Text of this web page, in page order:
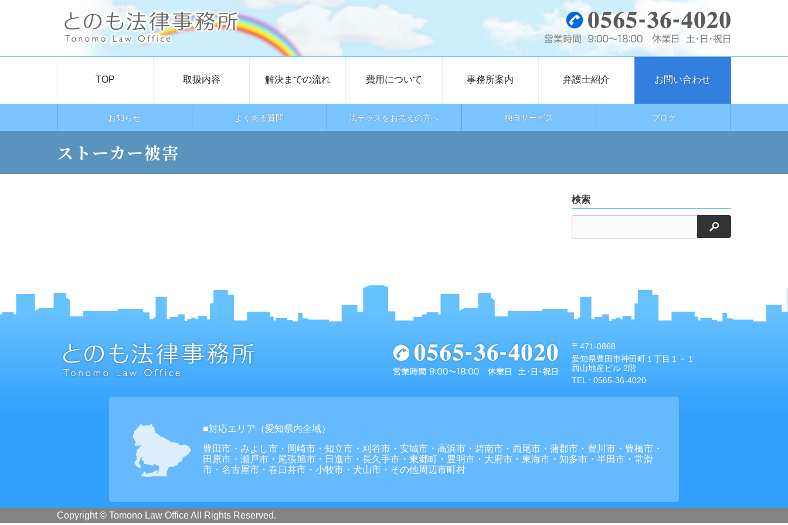
TOP 取扱内容 解決までの流れ 費用について 事務所案内 弁護士紹介 お問い合わせ
お知らせ よくある質問 法テラスをお考えの方へ 独自サービス ブログ
ストーカー被害
検索
検索
〒471-0868
愛知県豊田市神田町１丁目１－１
西山地産ビル 2階
TEL : 0565-36-4020
■対応エリア（愛知県内全域）
豊田市・みよし市・岡崎市・知立市・刈谷市・安城市・高浜市・碧南市・西尾市・蒲郡市・豊川市・豊橋市・
田原市・瀬戸市・尾張旭市・日進市・長久手市・東郷町・豊明市・大府市・東海市・知多市・半田市・常滑
市・名古屋市・春日井市・小牧市・犬山市・その他周辺市町村
Copyright © Tomono Law Office All Rights Reserved.